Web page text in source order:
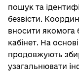
пошук та
безвісти.
вносити якомога
кабінет. На
продовжують
узагальнювати